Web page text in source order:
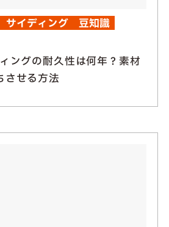
サイディング 豆知識
ングの耐久性は何年？素材
させる方法